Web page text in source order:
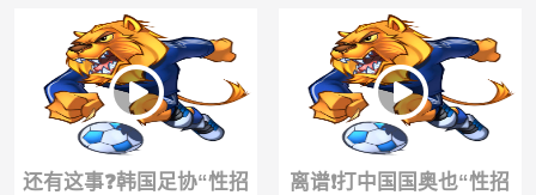
赛季皇马首发
这波操作，莱奥直接开
骂：你是真的蠢
还有这事❓️韩国足协“性招
离谱❗️打中国国奥也“性招